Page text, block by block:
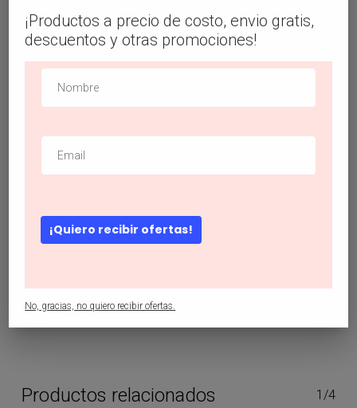
Categorías:Niñas,Vestidos
Etiquetas: #lookbaby,#lookniña,#lookniño
#ropabebeshein,#shein,#sheinelsalvador,
#vestidobebitashein
#vestidoparabebe,#vestidoparabebitashein,
#vestidosshein
Descripción
Vestidos para niña pequeña Dibujos animados Casual
Productos relacionados 1/4
¡Productos a precio de costo, envio gratis,
descuentos y otras promociones!
¡Quiero recibir ofertas!
No, gracias, no quiero recibir ofertas.